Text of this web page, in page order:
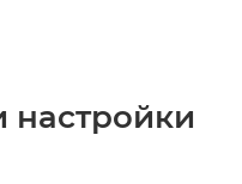
настройки